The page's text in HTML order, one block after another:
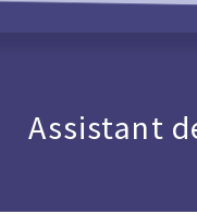
Assistant